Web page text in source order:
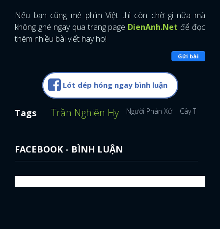
Nếu bạn cũng mê phim Việt thì còn chờ gì nữa mà
không ghé ngay qua trang page DienAnh.Net để đọc
thêm nhiều bài viết hay ho!
Gửi bài
Lót dép hóng ngay bình luận
Tags Trần Nghiên Hy Người Phán Xử Cây Táo Nở
FACEBOOK - BÌNH LUẬN